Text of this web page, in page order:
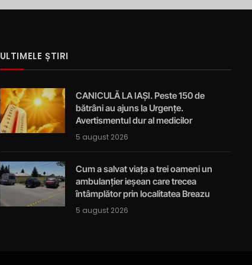
ULTIMELE ȘTIRI
CANICULĂ LA IAȘI. Peste 150 de
bătrâni au ajuns la Urgențe.
Avertismentul dur al medicilor
5 august 2026
Cum a salvat viața a trei oameni un
ambulanțier ieșean care trecea
întâmplător prin localitatea Breazu
5 august 2026